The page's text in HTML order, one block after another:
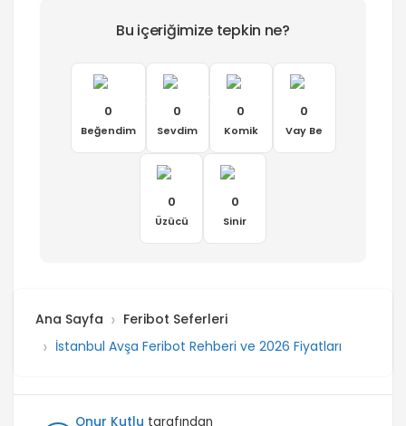
Bu içeriğimize tepkin ne?
0
Beğendim
0
Sevdim
0
Komik
0
Vay Be
0
Üzücü
0
Sinir
Ana Sayfa
Feribot Seferleri
İstanbul Avşa Feribot Rehberi ve 2026 Fiyatları
Onur Kutlu tarafından